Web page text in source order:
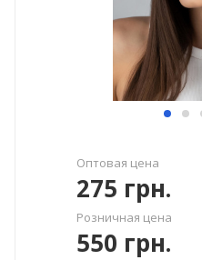
Оптовая цена
275 грн.
Розничная цена
550 грн.